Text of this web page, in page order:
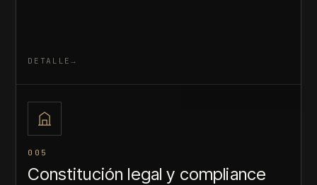
DETALLE
005
Constitución legal y compliance